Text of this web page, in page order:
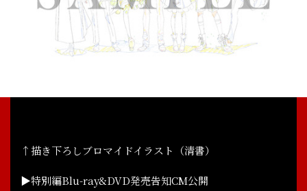
↑描き下ろしブロマイドイラスト（清書）
▶特別編Blu-ray&DVD発売告知CM公開